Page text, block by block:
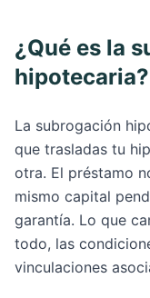
¿Qué es la
hipotecaria?
La subrogación
que trasladas tu
otra. El préstamo
mismo capital
garantía. Lo que
todo, las
vinculaciones